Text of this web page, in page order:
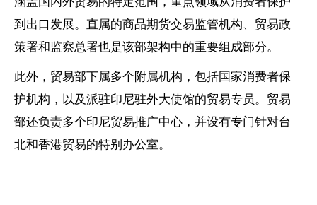
到出口发展。直属的商品期货交易监管机构、贸易政
策署和监察总署也是该部架构中的重要组成部分。
此外，贸易部下属多个附属机构，包括国家消费者保
护机构，以及派驻印尼驻外大使馆的贸易专员。贸易
部还负责多个印尼贸易推广中心，并设有专门针对台
北和香港贸易的特别办公室。